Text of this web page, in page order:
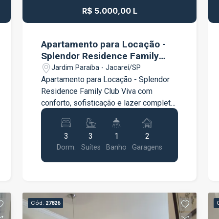
R$ 5.000,00 L
Apartamento para Locação -
Splendor Residence Family
ClubJardim Paraíba - Jacareí/SP
Apartamento para Locação - Splendor
Residence Family Club Viva com
conforto, sofisticação e lazer completo
em um dos condomínios mais
desejados da região! Excelente
apartamento com 3 suítes, todas com
ar-condicionado, ideal para quem busca
ambientes amplos, modernos e
com sala ampla com ar-condicionado,
cozinha equipada com cooktop, forno e
3
Dorm.
3
Suítes
1
Banho
2
Garagens
Cód. 27826